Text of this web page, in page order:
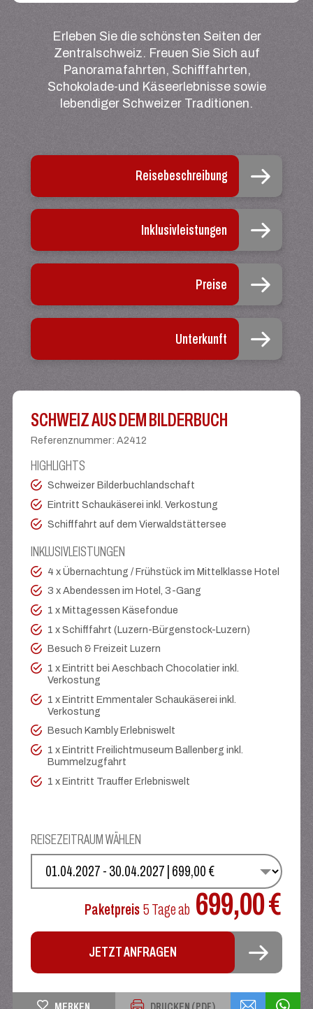
Erleben Sie die schönsten Seiten der
Zentralschweiz. Freuen Sie Sich auf
Panoramafahrten, Schifffahrten,
Schokolade-und Käseerlebnisse sowie
lebendiger Schweizer Traditionen.
Reisebeschreibung
Inklusivleistungen
Preise
Unterkunft
SCHWEIZ AUS DEM BILDERBUCH
Referenznummer:A2412
HIGHLIGHTS
Schweizer Bilderbuchlandschaft
Eintritt Schaukäserei inkl. Verkostung
Schifffahrt auf dem Vierwaldstättersee
INKLUSIVLEISTUNGEN
4 x Übernachtung / Frühstück im Mittelklasse Hotel
3 x Abendessen im Hotel, 3-Gang
1 x Mittagessen Käsefondue
1 x Schifffahrt (Luzern-Bürgenstock-Luzern)
Besuch & Freizeit Luzern
1 x Eintritt bei Aeschbach Chocolatier inkl.
Verkostung
1 x Eintritt Emmentaler Schaukäserei inkl.
Verkostung
Besuch Kambly Erlebniswelt
1 x Eintritt Freilichtmuseum Ballenberg inkl.
Bummelzugfahrt
1 x Eintritt Trauffer Erlebniswelt
REISEZEITRAUM WÄHLEN
WÄHLEN SIE IHREN TERMIN
Paketpreis5 Tageab 699,00 €
JETZT ANFRAGEN